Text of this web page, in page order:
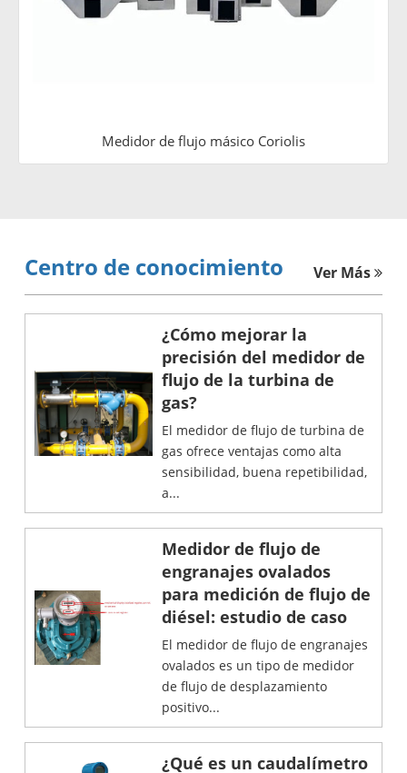
Medidor de flujo másico Coriolis
Centro de conocimiento Ver Más
¿Cómo mejorar la
precisión del medidor de
flujo de la turbina de
gas?
El medidor de flujo de turbina de
gas ofrece ventajas como alta
sensibilidad, buena repetibilidad,
a...
Medidor de flujo de
engranajes ovalados
para medición de flujo de
diésel: estudio de caso
El medidor de flujo de engranajes
ovalados es un tipo de medidor
de flujo de desplazamiento
positivo...
¿Qué es un caudalímetro